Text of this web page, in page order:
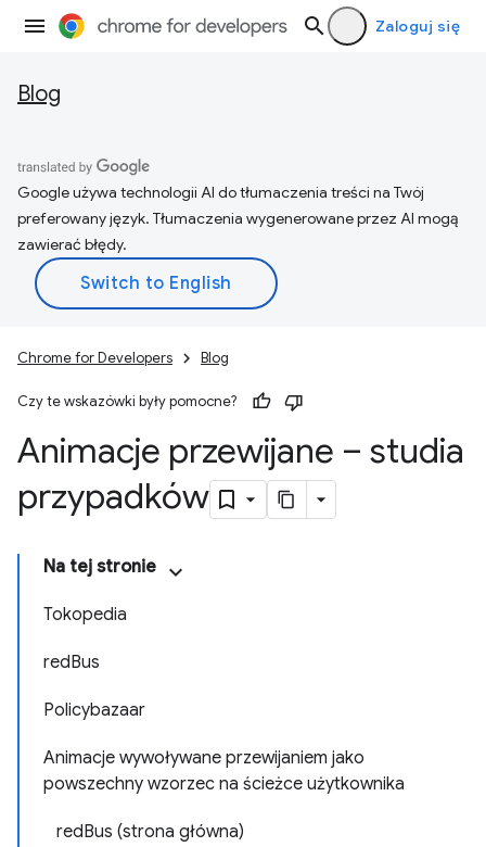
Zaloguj się
Blog
Google używa technologii AI do tłumaczenia treści na Twój
preferowany język. Tłumaczenia wygenerowane przez AI mogą
zawierać błędy.
Chrome for Developers Blog
Czy te wskazówki były pomocne?
Animacje przewijane – studia
przypadków
Na tej stronie
Tokopedia
redBus
Policybazaar
Animacje wywoływane przewijaniem jako
powszechny wzorzec na ścieżce użytkownika
redBus (strona główna)